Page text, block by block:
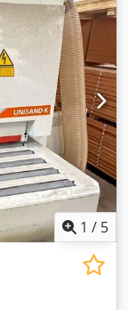
1 / 5